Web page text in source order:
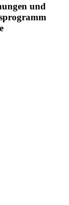
und